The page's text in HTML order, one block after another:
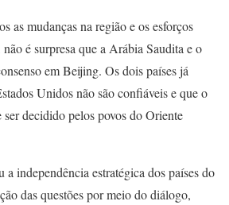
as mudanças na região e os esforços
é surpresa que a Arábia Saudita e o
em Beijing. Os dois países já
Unidos não são confiáveis e que o
decidido pelos povos do Oriente
independência estratégica dos países do
das questões por meio do diálogo,